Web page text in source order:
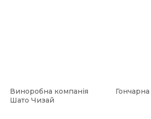
Виноробна компанія
Шато Чизай
Гончарна